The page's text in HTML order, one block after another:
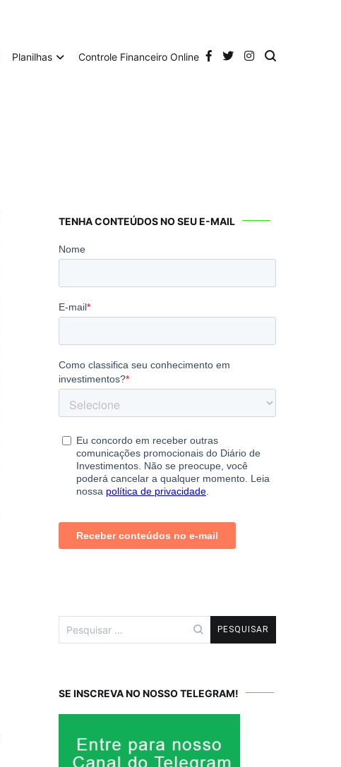
Planilhas Controle Financeiro Online
TENHA CONTEÚDOS NO SEU E-MAIL
por:
SE INSCREVA NO NOSSO TELEGRAM!